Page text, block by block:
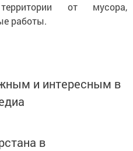
от мусора,
работы.
и интересным в
в